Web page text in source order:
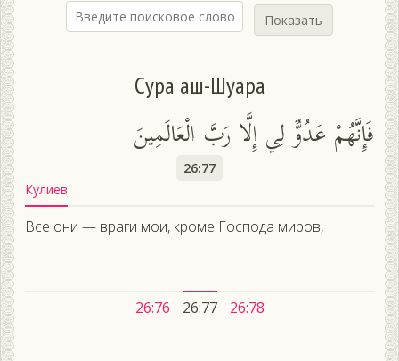
Показать
Сура аш-Шуара
فَإِنَّهُمْ عَدُوٌّ لِي إِلَّا رَبَّ الْعَالَمِينَ
26:77
Кулиев
Все они — враги мои, кроме Господа миров,
26:76 26:77 26:78